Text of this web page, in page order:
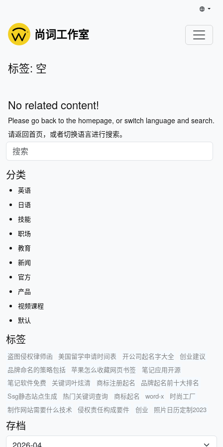
尚词工作室
标签: 空
No related content!
Please go back to the homepage, or switch language and search.
请返回首页，或者切换语言进行搜索。
分类
英语
日语
技能
职场
教育
新闻
官方
产品
视频课程
默认
标签
盗图侵权律师函 美国留学申请时间表 开公司起名字大全
创业建议
品牌命名的策略包括
苹果怎么收藏网页书签
笔记应用开源
笔记软件免费
关键词叶炫清 商标注册起名
品牌起名前十大排名
Ssg静态站点生成
热门关键词查询 商标起名 word-x
时尚工厂
制作网站需要什么技术
侵权责任构成要件 创业 照片日历定制2023
存档